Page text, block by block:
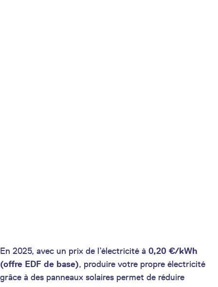
En 2025, avec un prix de l’électricité à 0,20 €/kWh
(offre EDF de base), produire votre propre électricité
grâce à des panneaux solaires permet de réduire